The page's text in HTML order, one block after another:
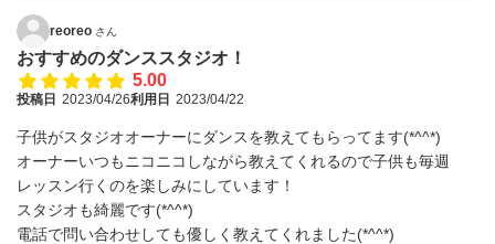
reoreo さん
おすすめのダンススタジオ！
5.00
投稿日 2023/04/26利用日 2023/04/22
子供がスタジオオーナーにダンスを教えてもらってます(*^^*)
オーナーいつもニコニコしながら教えてくれるので子供も毎週
レッスン行くのを楽しみにしています！
スタジオも綺麗です(*^^*)
電話で問い合わせしても優しく教えてくれました(*^^*)